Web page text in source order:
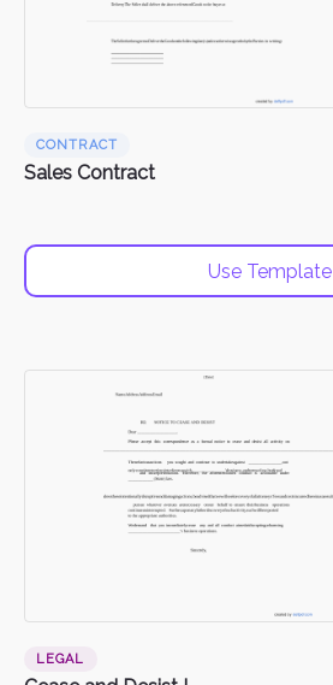
CONTRACT
Sales Contract
Use Template
LEGAL